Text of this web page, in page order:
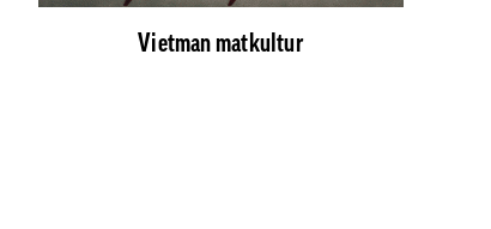
Vietman matkultur